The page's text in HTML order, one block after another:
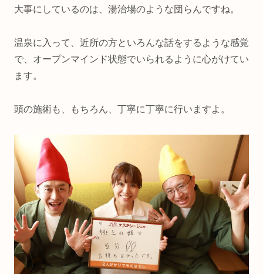
大事にしているのは、湯治場のような団らんですね。
温泉に入って、近所の方といろんな話をするような感覚
で、オープンマインド状態でいられるように心がけてい
ます。
頭の施術も、もちろん、丁寧に丁寧に行いますよ。